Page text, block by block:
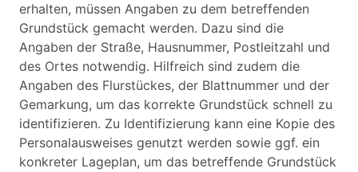
erhalten, müssen Angaben zu dem betreffenden
Grundstück gemacht werden. Dazu sind die
Angaben der Straße, Hausnummer, Postleitzahl und
des Ortes notwendig. Hilfreich sind zudem die
Angaben des Flurstückes, der Blattnummer und der
Gemarkung, um das korrekte Grundstück schnell zu
identifizieren. Zu Identifizierung kann eine Kopie des
Personalausweises genutzt werden sowie ggf. ein
konkreter Lageplan, um das betreffende Grundstück